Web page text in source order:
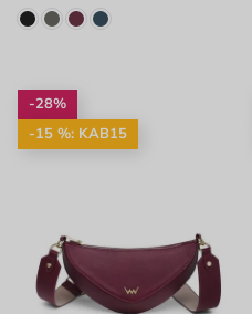
-28%
-15 %: KAB15